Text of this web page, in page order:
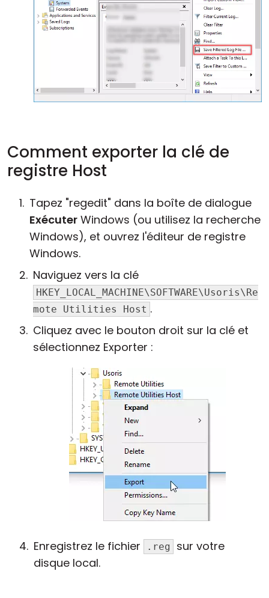
Comment exporter la clé de
registre Host
Tapez "regedit" dans la boîte de dialogue
Exécuter Windows (ou utilisez la recherche
Windows), et ouvrez l'éditeur de registre
Windows.
Naviguez vers la clé
HKEY_LOCAL_MACHINE\SOFTWARE\Usoris\Re
mote Utilities Host .
Cliquez avec le bouton droit sur la clé et
sélectionnez Exporter :
Enregistrez le fichier .reg
sur votre
disque local.